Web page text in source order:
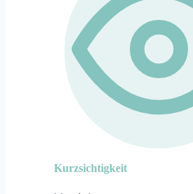
Kurzsichtigkeit